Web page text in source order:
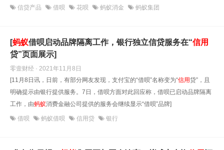
信贷产品 借呗 花呗 蚂蚁消金 蚂蚁集团
[蚂蚁借呗启动品牌隔离工作，银行独立信贷服务在“信用
贷”页面展示]
零壹财经 · 2021年11月8日
[11月8日讯，日前，有部分网友发现，支付宝的“借呗”名称变为“信用贷”，且
明确提示由银行提供服务。7日，借呗方面对此回应称，借呗已启动品牌隔离
工作，由蚂蚁消费金融公司提供的服务会继续显示“借呗”品牌]
借呗 蚂蚁借呗 信用贷 银行